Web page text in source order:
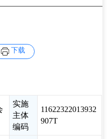
下载
实施
主体
编码
11622322013932
907T